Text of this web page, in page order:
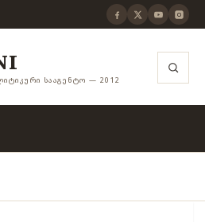
ᲡᲐᲐᲒᲔᲜᲢᲝ — 2012
მოშლილია, ცენზურა უნდა